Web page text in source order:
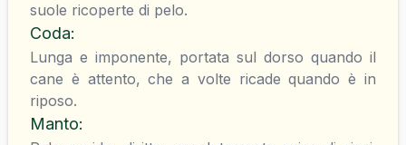
suole ricoperte di pelo.
Coda:
Lunga e imponente, portata sul dorso quando il
cane è attento, che a volte ricade quando è in
riposo.
Manto: